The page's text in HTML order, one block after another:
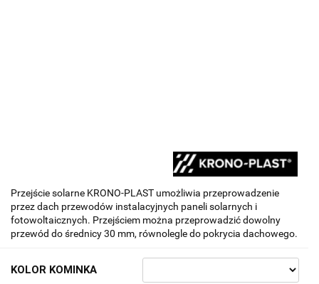
Przejście solarne KRONO-PLAST umożliwia przeprowadzenie
przez dach przewodów instalacyjnych paneli solarnych i
fotowoltaicznych. Przejściem można przeprowadzić dowolny
przewód do średnicy 30 mm, równolegle do pokrycia dachowego.
KOLOR KOMINKA